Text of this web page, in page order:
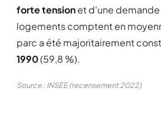
forte tensionet d'une
logements comptent en
parc a été majoritairement
1990(59,8 %).
Source : INSEE (recensement 2022)